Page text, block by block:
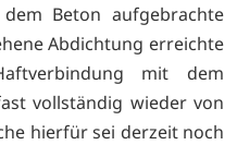
Beton aufgebrachte
Abdichtung erreichte
mit dem
vollständig wieder von
hierfür sei derzeit noch